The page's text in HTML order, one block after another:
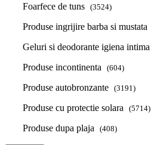
Foarfece de tuns (3524)
Produse ingrijire barba si mustata
Geluri si deodorante igiena intima
Produse incontinenta (604)
Produse autobronzante (3191)
Produse cu protectie solara (5714)
Produse dupa plaja (408)